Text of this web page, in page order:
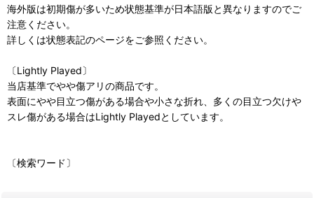
海外版は初期傷が多いため状態基準が日本語版と異なりますのでご
注意ください。
詳しくは状態表記のページをご参照ください。
〔Lightly Played〕
当店基準でやや傷アリの商品です。
表面にやや目立つ傷がある場合や小さな折れ、多くの目立つ欠けや
スレ傷がある場合はLightly Playedとしています。
〔検索ワード〕